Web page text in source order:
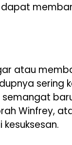
dapat
atau
sering
semangat
Winfrey,